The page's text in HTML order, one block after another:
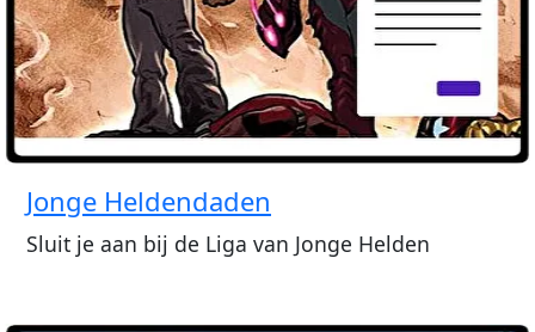
Jonge Heldendaden
Sluit je aan bij de Liga van Jonge Helden